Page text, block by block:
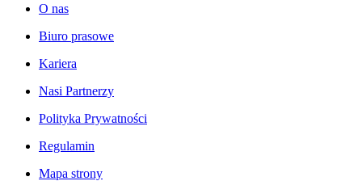
O nas
Biuro prasowe
Kariera
Nasi Partnerzy
Polityka Prywatności
Regulamin
Mapa strony